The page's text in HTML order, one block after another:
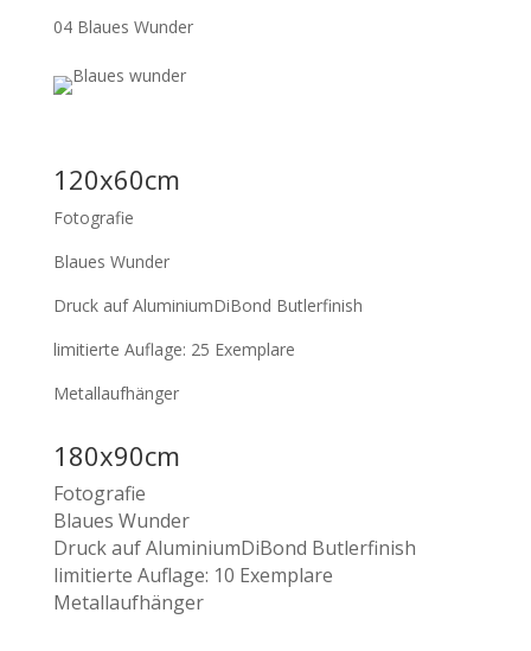
04 Blaues Wunder
120x60cm
Fotografie
Blaues Wunder
Druck auf AluminiumDiBond Butlerfinish
limitierte Auflage: 25 Exemplare
Metallaufhänger
180x90cm
Fotografie
Blaues Wunder
Druck auf AluminiumDiBond Butlerfinish
limitierte Auflage: 10 Exemplare
Metallaufhänger